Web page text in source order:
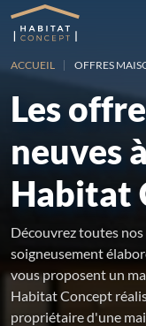
ACCUEIL OFFRES
Les
neuves
Habitat
Découvrez toutes nos
soigneusement
vous proposent un
Habitat Concept
propriétaire d'une